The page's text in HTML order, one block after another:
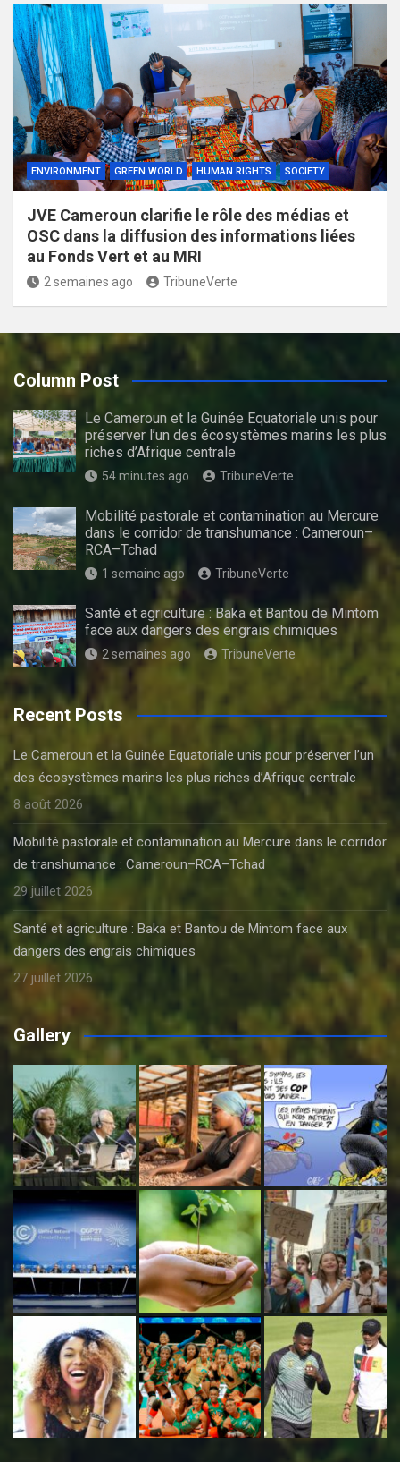
ENVIRONMENT GREEN WORLD HUMAN RIGHTS SOCIETY
JVE Cameroun clarifie le rôle des médias et
OSC dans la diffusion des informations liées
au Fonds Vert et au MRI
2 semaines ago TribuneVerte
Column Post
Le Cameroun et la Guinée Equatoriale unis pour
préserver l’un des écosystèmes marins les plus
riches d’Afrique centrale
54 minutes ago TribuneVerte
Mobilité pastorale et contamination au Mercure
dans le corridor de transhumance : Cameroun–
RCA–Tchad
1 semaine ago TribuneVerte
Santé et agriculture : Baka et Bantou de Mintom
face aux dangers des engrais chimiques
2 semaines ago TribuneVerte
Recent Posts
Le Cameroun et la Guinée Equatoriale unis pour préserver l’un
des écosystèmes marins les plus riches d’Afrique centrale
8 août 2026
Mobilité pastorale et contamination au Mercure dans le corridor
de transhumance : Cameroun–RCA–Tchad
29 juillet 2026
Santé et agriculture : Baka et Bantou de Mintom face aux
dangers des engrais chimiques
27 juillet 2026
Gallery